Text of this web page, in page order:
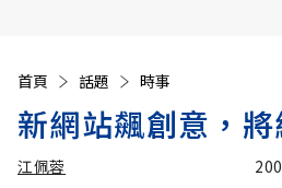
首頁 話題 時事
新網站飆創意，
江佩蓉